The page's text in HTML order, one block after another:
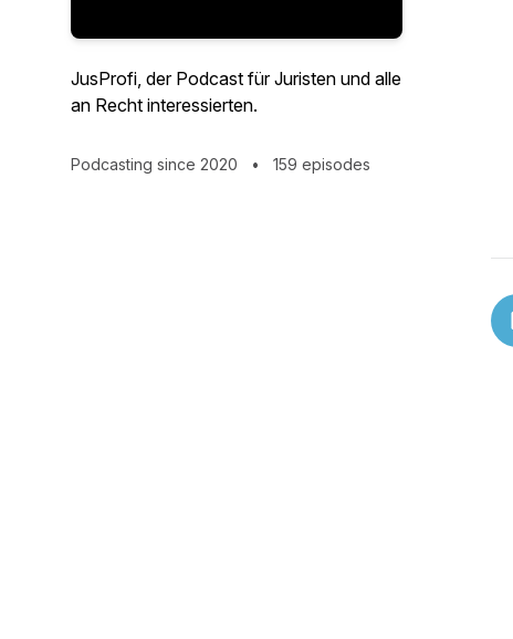
JusProfi, der Podcast für Juristen und alle
an Recht interessierten.
Podcasting since 2020 • 159 episodes